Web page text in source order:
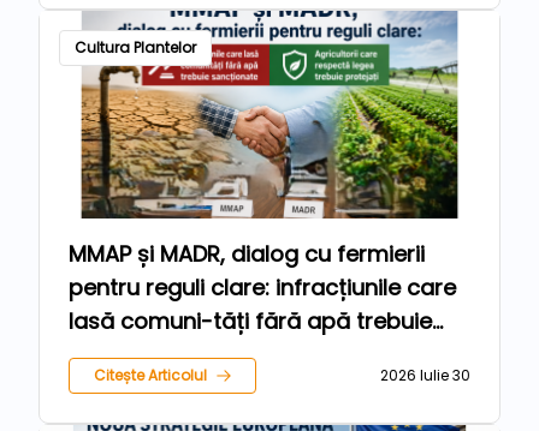
Cultura Plantelor
MMAP și MADR, dialog cu fermierii
pentru reguli clare: infracțiunile care
lasă comuni-tăți fără apă trebuie
sancționate, iar agricultorii care
respectă legea trebuie protejați
Citește Articolul 2026 Iulie 30